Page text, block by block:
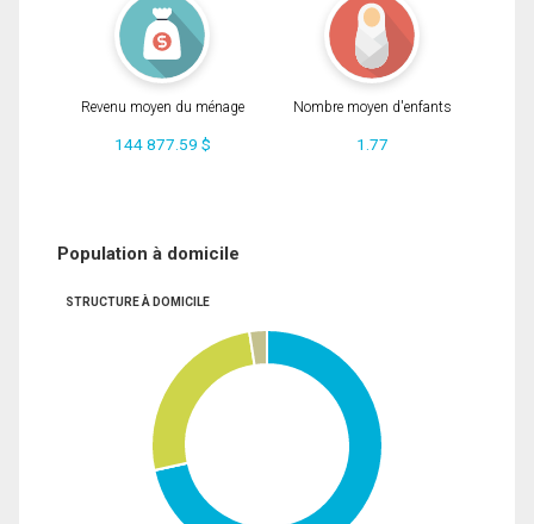
Revenu moyen du ménage
144 877.59 $
Nombre moyen d'enfants
1.77
Population à domicile
STRUCTURE À DOMICILE